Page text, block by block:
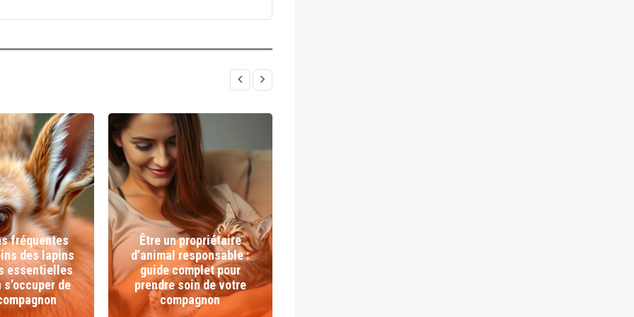
fréquentes
des lapins
essentielles
de
Être un propriétaire
d’animal responsable :
guide complet pour
prendre soin de votre
compagnon